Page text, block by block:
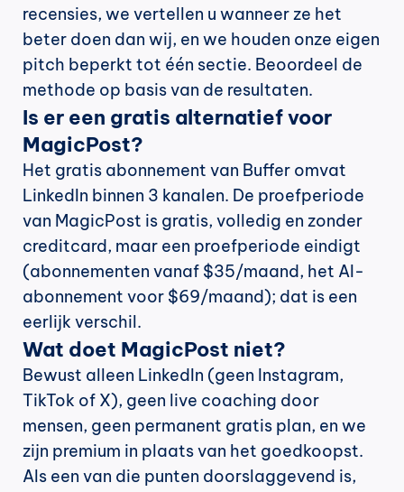
recensies, we vertellen u wanneer ze het
beter doen dan wij, en we houden onze eigen
pitch beperkt tot één sectie. Beoordeel de
methode op basis van de resultaten.
Is er een gratis alternatief voor
MagicPost?
Het gratis abonnement van Buffer omvat
LinkedIn binnen 3 kanalen. De proefperiode
van MagicPost is gratis, volledig en zonder
creditcard, maar een proefperiode eindigt
(abonnementen vanaf $35/maand, het AI-
abonnement voor $69/maand); dat is een
eerlijk verschil.
Wat doet MagicPost niet?
Bewust alleen LinkedIn (geen Instagram,
TikTok of X), geen live coaching door
mensen, geen permanent gratis plan, en we
zijn premium in plaats van het goedkoopst.
Als een van die punten doorslaggevend is,